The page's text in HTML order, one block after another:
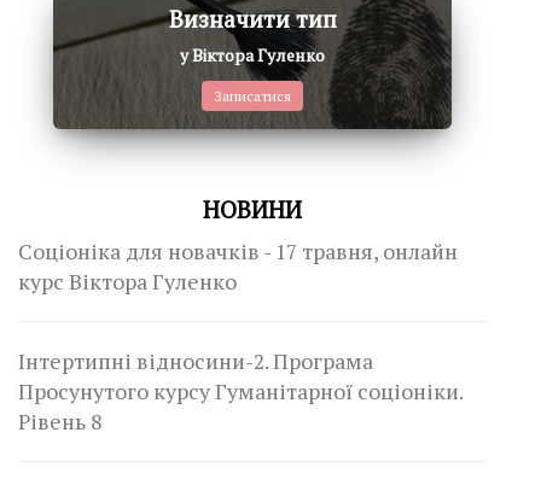
Визначити тип
у Віктора Гуленко
Записатися
НОВИНИ
Соціоніка для новачків - 17 травня, онлайн
курс Віктора Гуленко
Інтертипні відносини-2. Програма
Просунутого курсу Гуманітарної соціоніки.
Рівень 8